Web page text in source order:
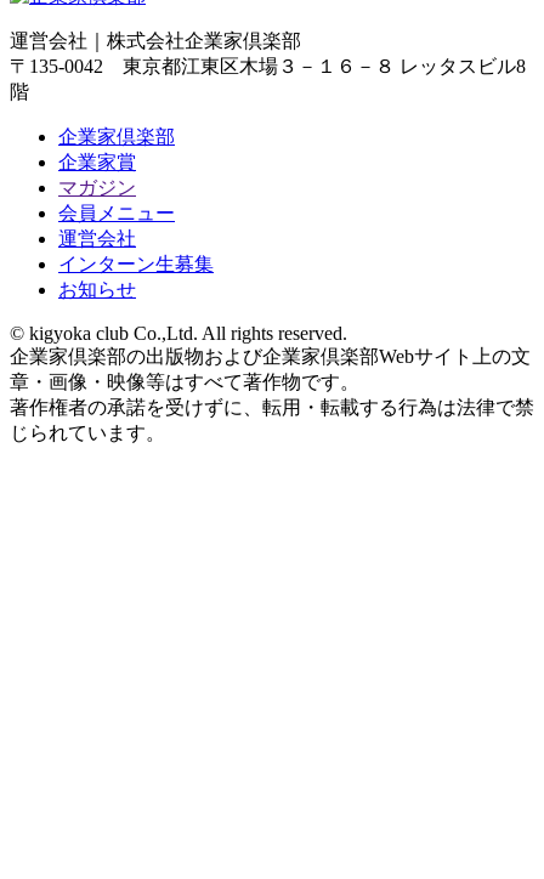
運営会社｜ 株式会社企業家倶楽部
〒135-0042 東京都江東区木場３－１６－８ レッタスビル8
階
企業家倶楽部
企業家賞
マガジン
会員メニュー
運営会社
インターン生募集
お知らせ
© kigyoka club Co.,Ltd. All rights reserved.
企業家倶楽部の出版物および企業家倶楽部Webサイト上の文
章・画像・映像等はすべて著作物です。
著作権者の承諾を受けずに、転用・転載する行為は法律で禁
じられています。